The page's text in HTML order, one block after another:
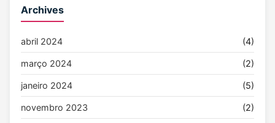
Archives
abril 2024 (4)
março 2024 (2)
janeiro 2024 (5)
novembro 2023 (2)